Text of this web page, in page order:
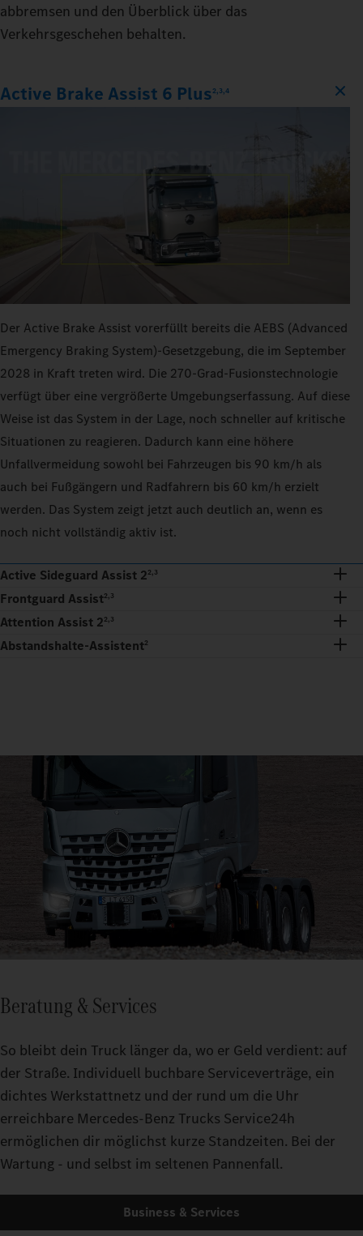
abbremsen und den Überblick über das
Verkehrsgeschehen behalten.
Active Brake Assist 6 Plus2,3,4
Der Active Brake Assist vorerfüllt bereits die AEBS (Advanced
Emergency Braking System)-Gesetzgebung, die im September
2028 in Kraft treten wird. Die 270‑Grad-Fusionstechnologie
verfügt über eine vergrößerte Umgebungserfassung. Auf diese
Weise ist das System in der Lage, noch schneller auf kritische
Situationen zu reagieren. Dadurch kann eine höhere
Unfallvermeidung sowohl bei Fahrzeugen bis 90 km/h als
auch bei Fußgängern und Radfahrern bis 60 km/h erzielt
werden. Das System zeigt jetzt auch deutlich an, wenn es
noch nicht vollständig aktiv ist.
Active Sideguard Assist 22,3
Frontguard Assist2,3
Attention Assist 22,3
Abstandshalte-Assistent2
Beratung & Services
So bleibt dein Truck länger da, wo er Geld verdient: auf
der Straße. Individuell buchbare Serviceverträge, ein
dichtes Werkstattnetz und der rund um die Uhr
erreichbare Mercedes-Benz Trucks Service24h
ermöglichen dir möglichst kurze Standzeiten. Bei der
Wartung - und selbst im seltenen Pannenfall.
Business & Services